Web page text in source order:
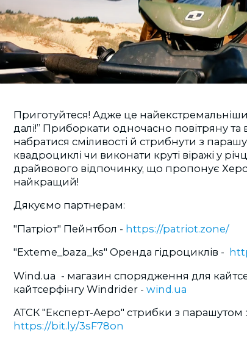
Приготуйтеся! Адже це
далі!” Приборкати одночасно повітряну та
набратися сміливості й стрибнути з
квадроциклі чи виконати круті віражі у
драйвового відпочинку, що пропонує
найкращий!
Дякуємо партнерам:
"Патріот" Пейнтбол - https://patriot.zone/
"Exteme_baza_ks" Оренда гідроциклів -
Wind.ua - магазин спорядження для
кайтсерфінгу Windrider - wind.ua
АТСК "Експерт-Аеро" стрибки з парашутом
https://bit.ly/3sF78on